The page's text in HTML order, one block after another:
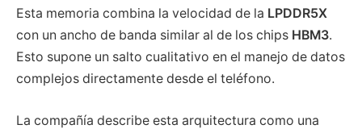
Esta memoria combina la velocidad de la LPDDR5X
con un ancho de banda similar al de los chips HBM3.
Esto supone un salto cualitativo en el manejo de datos
complejos directamente desde el teléfono.
La compañía describe esta arquitectura como una